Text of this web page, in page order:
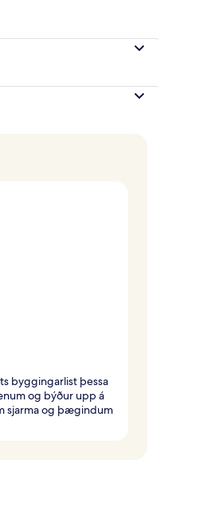
byggingarlist þessa
og býður upp á
sjarma og þægindum